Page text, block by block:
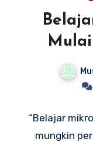
“Belajar
mungkin